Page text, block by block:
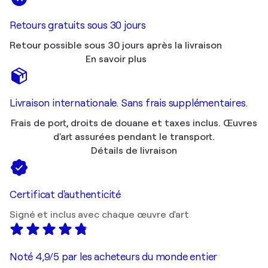
Retours gratuits sous 30 jours
Retour possible sous 30 jours après la livraison
En savoir plus
Livraison internationale. Sans frais supplémentaires.
Frais de port, droits de douane et taxes inclus. Œuvres
d'art assurées pendant le transport.
Détails de livraison
Certificat d'authenticité
Signé et inclus avec chaque œuvre d'art
Noté 4,9/5 par les acheteurs du monde entier